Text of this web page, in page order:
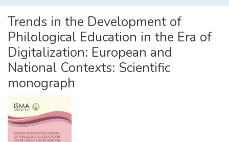
Statistics
Trends in the Development of
Philological Education in the Era of
Digitalization: European and
National Contexts: Scientific
monograph